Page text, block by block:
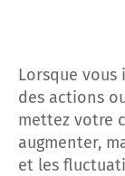
Lorsque vous
des actions
mettez votre
augmenter,
et les